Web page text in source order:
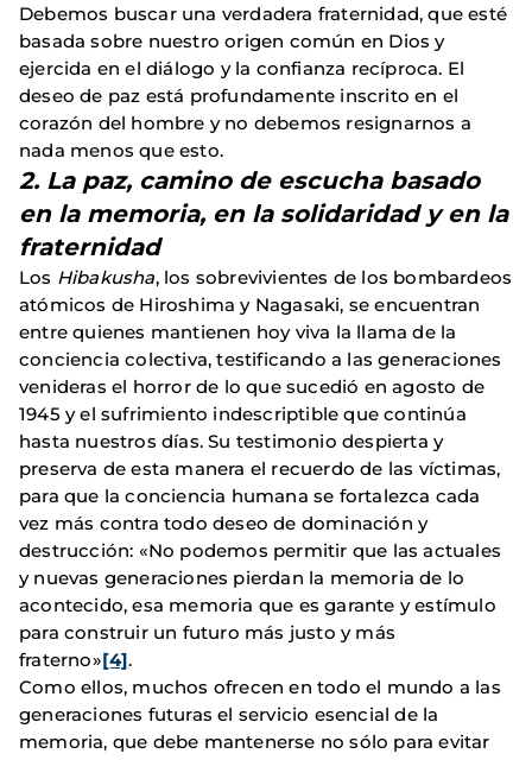
Debemos buscar una verdadera fraternidad, que esté
basada sobre nuestro origen común en Dios y
ejercida en el diálogo y la confianza recíproca. El
deseo de paz está profundamente inscrito en el
corazón del hombre y no debemos resignarnos a
nada menos que esto.
2. La paz, camino de escucha basado
en la memoria, en la solidaridad y en la
fraternidad
Los Hibakusha, los sobrevivientes de los bombardeos
atómicos de Hiroshima y Nagasaki, se encuentran
entre quienes mantienen hoy viva la llama de la
conciencia colectiva, testificando a las generaciones
venideras el horror de lo que sucedió en agosto de
1945 y el sufrimiento indescriptible que continúa
hasta nuestros días. Su testimonio despierta y
preserva de esta manera el recuerdo de las víctimas,
para que la conciencia humana se fortalezca cada
vez más contra todo deseo de dominación y
destrucción: «No podemos permitir que las actuales
y nuevas generaciones pierdan la memoria de lo
acontecido, esa memoria que es garante y estímulo
para construir un futuro más justo y más
fraterno»[4].
Como ellos, muchos ofrecen en todo el mundo a las
generaciones futuras el servicio esencial de la
memoria, que debe mantenerse no sólo para evitar